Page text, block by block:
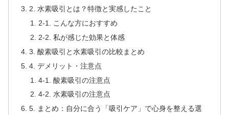
2. 水素吸引とは？特徴と実感したこと
2-1. こんな方におすすめ
2-2. 私が感じた効果と体感
3. 酸素吸引と水素吸引の比較まとめ
4. デメリット・注意点
4-1. 酸素吸引の注意点
4-2. 水素吸引の注意点
5. まとめ：自分に合う「吸引ケア」で心身を整える選